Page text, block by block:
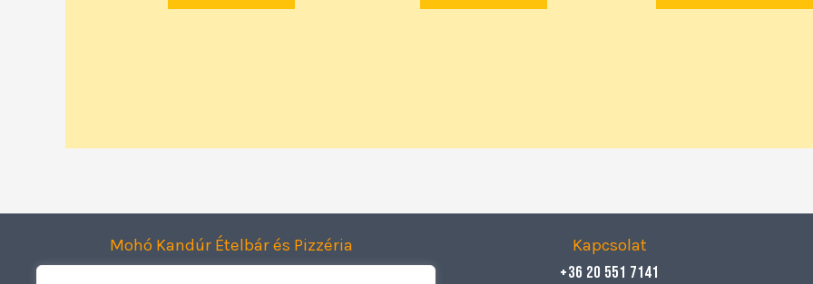
Mohó Kandúr Ételbár és Pizzéria
Kapcsolat
+36 20 551 7141